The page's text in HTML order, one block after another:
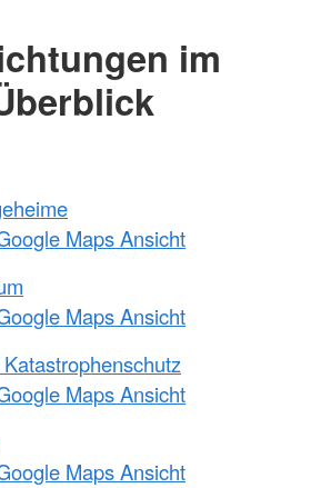
im
Maps Ansicht
Maps Ansicht
Maps Ansicht
Maps Ansicht